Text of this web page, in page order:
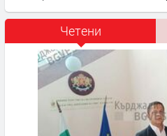
Четени